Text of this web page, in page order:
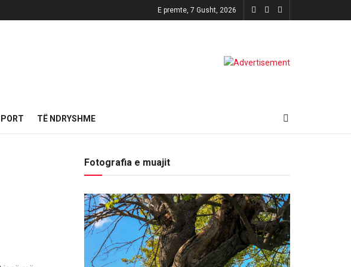
E premte, 7 Gusht, 2026
TË NDRYSHME
Fotografia e muajit